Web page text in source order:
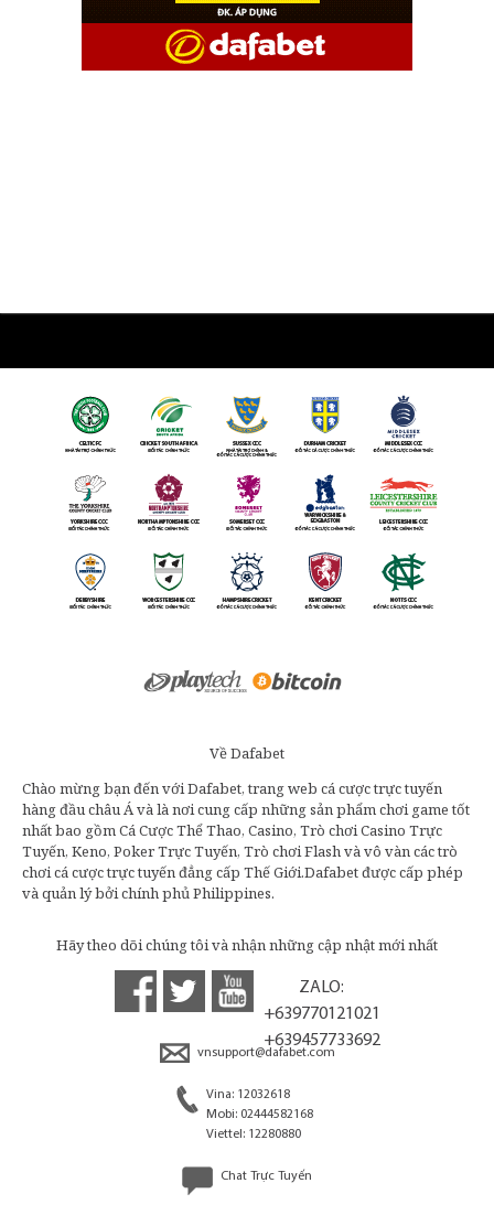
Về Dafabet
Chào mừng bạn đến với Dafabet, trang web cá cược trực tuyến
hàng đầu châu Á và là nơi cung cấp những sản phẩm chơi game tốt
nhất bao gồm Cá Cược Thể Thao, Casino, Trò chơi Casino Trực
Tuyến, Keno, Poker Trực Tuyến, Trò chơi Flash và vô vàn các trò
chơi cá cược trực tuyến đẳng cấp Thế Giới.Dafabet được cấp phép
và quản lý bởi chính phủ Philippines.
Hãy theo dõi chúng tôi và nhận những cập nhật mới nhất
ZALO:
+639770121021
+639457733692
vnsupport@dafabet.com
Vina: 12032618
Mobi: 02444582168
Viettel: 12280880
Chat Trực Tuyến